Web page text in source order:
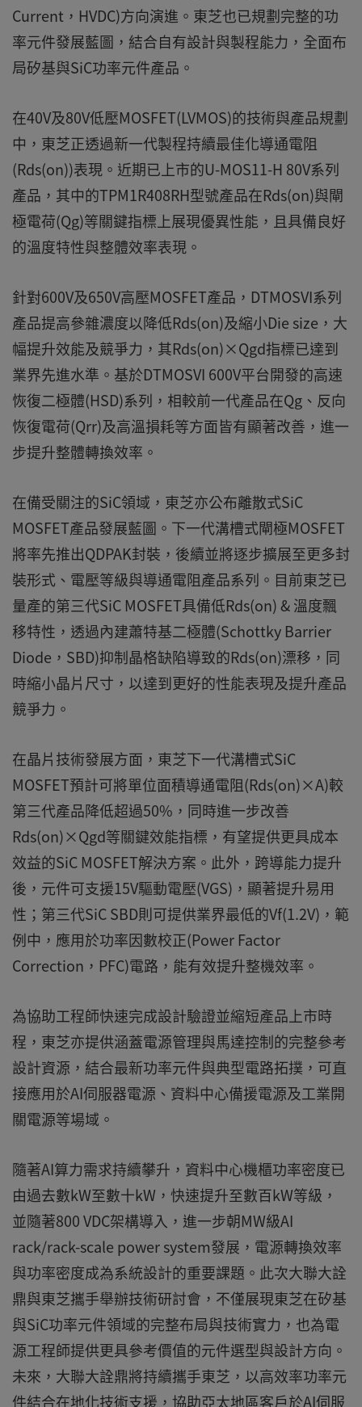
Current，HVDC)方向演進。東芝也已規劃完整的功
率元件發展藍圖，結合自有設計與製程能力，全面布
局矽基與SiC功率元件產品。
在40V及80V低壓MOSFET(LVMOS)的技術與產品規劃
中，東芝正透過新一代製程持續最佳化導通電阻
(Rds(on))表現。近期已上市的U-MOS11-H 80V系列
產品，其中的TPM1R408RH型號產品在Rds(on)與閘
極電荷(Qg)等關鍵指標上展現優異性能，且具備良好
的溫度特性與整體效率表現。
針對600V及650V高壓MOSFET產品，DTMOSVI系列
產品提高參雜濃度以降低Rds(on)及縮小Die size，大
幅提升效能及競爭力，其Rds(on)×Qgd指標已達到
業界先進水準。基於DTMOSVI 600V平台開發的高速
恢復二極體(HSD)系列，相較前一代產品在Qg、反向
恢復電荷(Qrr)及高溫損耗等方面皆有顯著改善，進一
步提升整體轉換效率。
在備受關注的SiC領域，東芝亦公布離散式SiC
MOSFET產品發展藍圖。下一代溝槽式閘極MOSFET
將率先推出QDPAK封裝，後續並將逐步擴展至更多封
裝形式、電壓等級與導通電阻產品系列。目前東芝已
量產的第三代SiC MOSFET具備低Rds(on) & 溫度飄
移特性，透過內建蕭特基二極體(Schottky Barrier
Diode，SBD)抑制晶格缺陷導致的Rds(on)漂移，同
時縮小晶片尺寸，以達到更好的性能表現及提升產品
競爭力。
在晶片技術發展方面，東芝下一代溝槽式SiC
MOSFET預計可將單位面積導通電阻(Rds(on)×A)較
第三代產品降低超過50%，同時進一步改善
Rds(on)×Qgd等關鍵效能指標，有望提供更具成本
效益的SiC MOSFET解決方案。此外，跨導能力提升
後，元件可支援15V驅動電壓(VGS)，顯著提升易用
性；第三代SiC SBD則可提供業界最低的Vf(1.2V)，範
例中，應用於功率因數校正(Power Factor
Correction，PFC)電路，能有效提升整機效率。
為協助工程師快速完成設計驗證並縮短產品上市時
程，東芝亦提供涵蓋電源管理與馬達控制的完整參考
設計資源，結合最新功率元件與典型電路拓撲，可直
接應用於AI伺服器電源、資料中心備援電源及工業開
關電源等場域。
隨著AI算力需求持續攀升，資料中心機櫃功率密度已
由過去數kW至數十kW，快速提升至數百kW等級，
並隨著800 VDC架構導入，進一步朝MW級AI
rack/rack-scale power system發展，電源轉換效率
與功率密度成為系統設計的重要課題。此次大聯大詮
鼎與東芝攜手舉辦技術研討會，不僅展現東芝在矽基
與SiC功率元件領域的完整布局與技術實力，也為電
源工程師提供更具參考價值的元件選型與設計方向。
未來，大聯大詮鼎將持續攜手東芝，以高效率功率元
件結合在地化技術支援，協助亞太地區客戶於AI伺服